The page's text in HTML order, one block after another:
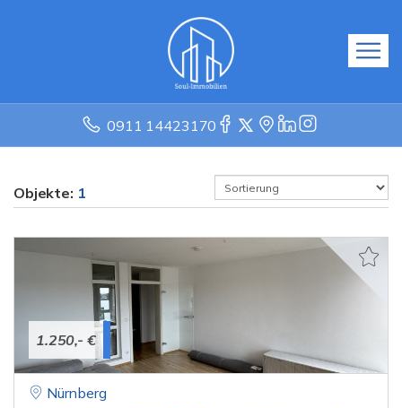
0911 14423170
Objekte: 1
1.250,- €
Nürnberg